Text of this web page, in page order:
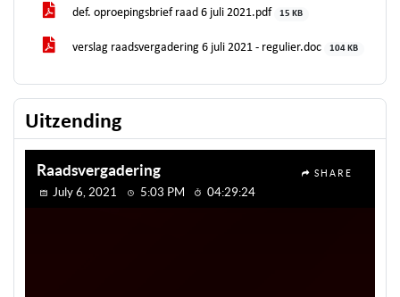
def. oproepingsbrief raad 6 juli 2021.pdf
15 KB
verslag raadsvergadering 6 juli 2021 - regulier.doc 104 KB
Uitzending